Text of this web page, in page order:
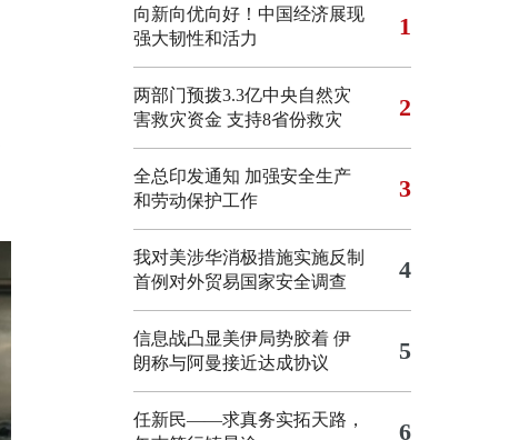
向新向优向好！中国经济展现
强大韧性和活力
1
两部门预拨3.3亿中央自然灾
害救灾资金 支持8省份救灾
2
全总印发通知 加强安全生产
和劳动保护工作
3
我对美涉华消极措施实施反制
首例对外贸易国家安全调查
4
信息战凸显美伊局势胶着 伊
朗称与阿曼接近达成协议
5
任新民——求真务实拓天路，
6